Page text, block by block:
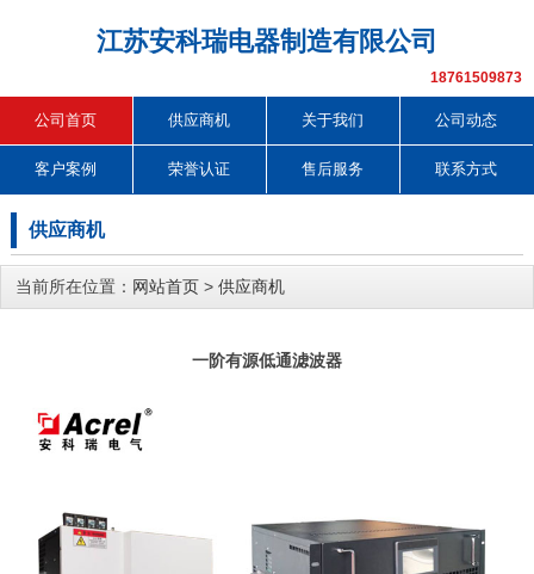
江苏安科瑞电器制造有限公司
18761509873
公司首页 供应商机 关于我们 公司动态
客户案例 荣誉认证 售后服务 联系方式
供应商机
当前所在位置： 网站首页 > 供应商机
一阶有源低通滤波器